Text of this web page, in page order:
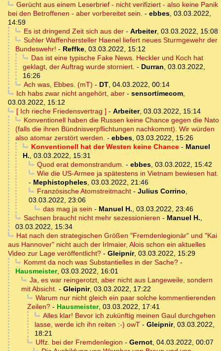
Gerücht aus einem Leserbrief - nicht verifiziert - also keine Panik
bei den Betroffenen - aber vorbereitet sein. - ebbes, 03.03.2022,
14:59
Es ist dringend Zeit sich aus der- Arbeiter, 03.03.2022, 15:08
Suhler Waffenhersteller Haenel liefert neues Sturmgewehr der
Bundeswehr! - Reffke, 03.03.2022, 15:12
Das ist eine typische Fake News. Heckler und Koch hat
geklagt, der Auftrag wurde storniert. - Durran, 03.03.2022,
16:26
Ach was, Ebbes. (mT) - DT, 04.03.2022, 00:14
Ich habs zwar nicht angehört, aber- sensortimecom,
03.03.2022, 15:12
[ Ich rieche Friedensvertrag ] - Arbeiter, 03.03.2022, 15:14
Konventionell haben die Russen keine Chance gegen die Nato
(falls die ihren Bündnisverpflichtungen nachkommt). Wir würden
also atomar zerstört werden. - ebbes, 03.03.2022, 15:26
Konventionell hat der Westen keine Chance- Manuel
H., 03.03.2022, 15:31
Quod erat demonstrandum. - ebbes, 03.03.2022, 15:42
Wie die US-Armee ja spätestens in Vietnam bewiesen hat.
- Mephistopheles, 03.03.2022, 21:46
Französische Atomstreitmacht- Julius Corrino,
03.03.2022, 23:06
das mag ja sein - Manuel H., 03.03.2022, 23:46
Sachsen braucht nicht mehr sezessionieren - Manuel H.,
03.03.2022, 15:34
Hat nach den strategischen Größen "Fremdenlegionär" und "Kai
aus Hannover" nicht auch der Irlmaier, Alois schon ein aktuelles
Video zur Lage veröffentlicht? - Gleipnir, 03.03.2022, 15:29
Kommt da noch was Substantielles in der Sache?-
Hausmeister, 03.03.2022, 16:01
Ja, es war reingerotzt, aber nicht aus Langeweile, sondern
mit Absicht. - Gleipnir, 03.03.2022, 17:22
Warum nur nicht gleich ein paar solche kommentierenden
Zeilen? - Hausmeister, 03.03.2022, 17:41
Alles klar! Bevor ich zukünftig meinen Gaul durchgehen
lasse, werde ich ihn reiten :-) owT - Gleipnir, 03.03.2022,
18:21
Uffz. bei der Fremdenlegion - Gernot, 04.03.2022, 00:07